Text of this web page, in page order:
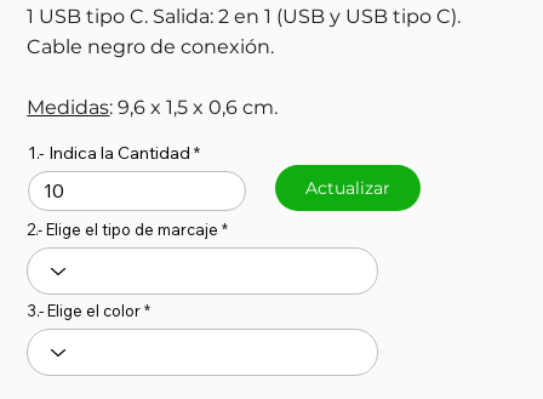
1 USB tipo C. Salida: 2 en 1 (USB y USB tipo C).
Cable negro de conexión.
Medidas: 9,6 x 1,5 x 0,6 cm.
1.- Indica la Cantidad
Actualizar
2.- Elige el tipo de marcaje
3.- Elige el color